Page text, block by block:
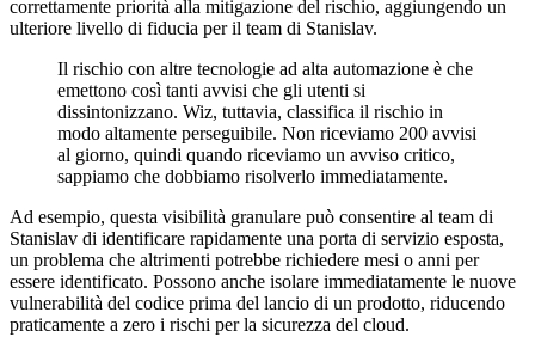
correttamente priorità alla mitigazione del rischio, aggiungendo un
ulteriore livello di fiducia per il team di Stanislav.
Il rischio con altre tecnologie ad alta automazione è che
emettono così tanti avvisi che gli utenti si
dissintonizzano. Wiz, tuttavia, classifica il rischio in
modo altamente perseguibile. Non riceviamo 200 avvisi
al giorno, quindi quando riceviamo un avviso critico,
sappiamo che dobbiamo risolverlo immediatamente.
Ad esempio, questa visibilità granulare può consentire al team di
Stanislav di identificare rapidamente una porta di servizio esposta,
un problema che altrimenti potrebbe richiedere mesi o anni per
essere identificato. Possono anche isolare immediatamente le nuove
vulnerabilità del codice prima del lancio di un prodotto, riducendo
praticamente a zero i rischi per la sicurezza del cloud.